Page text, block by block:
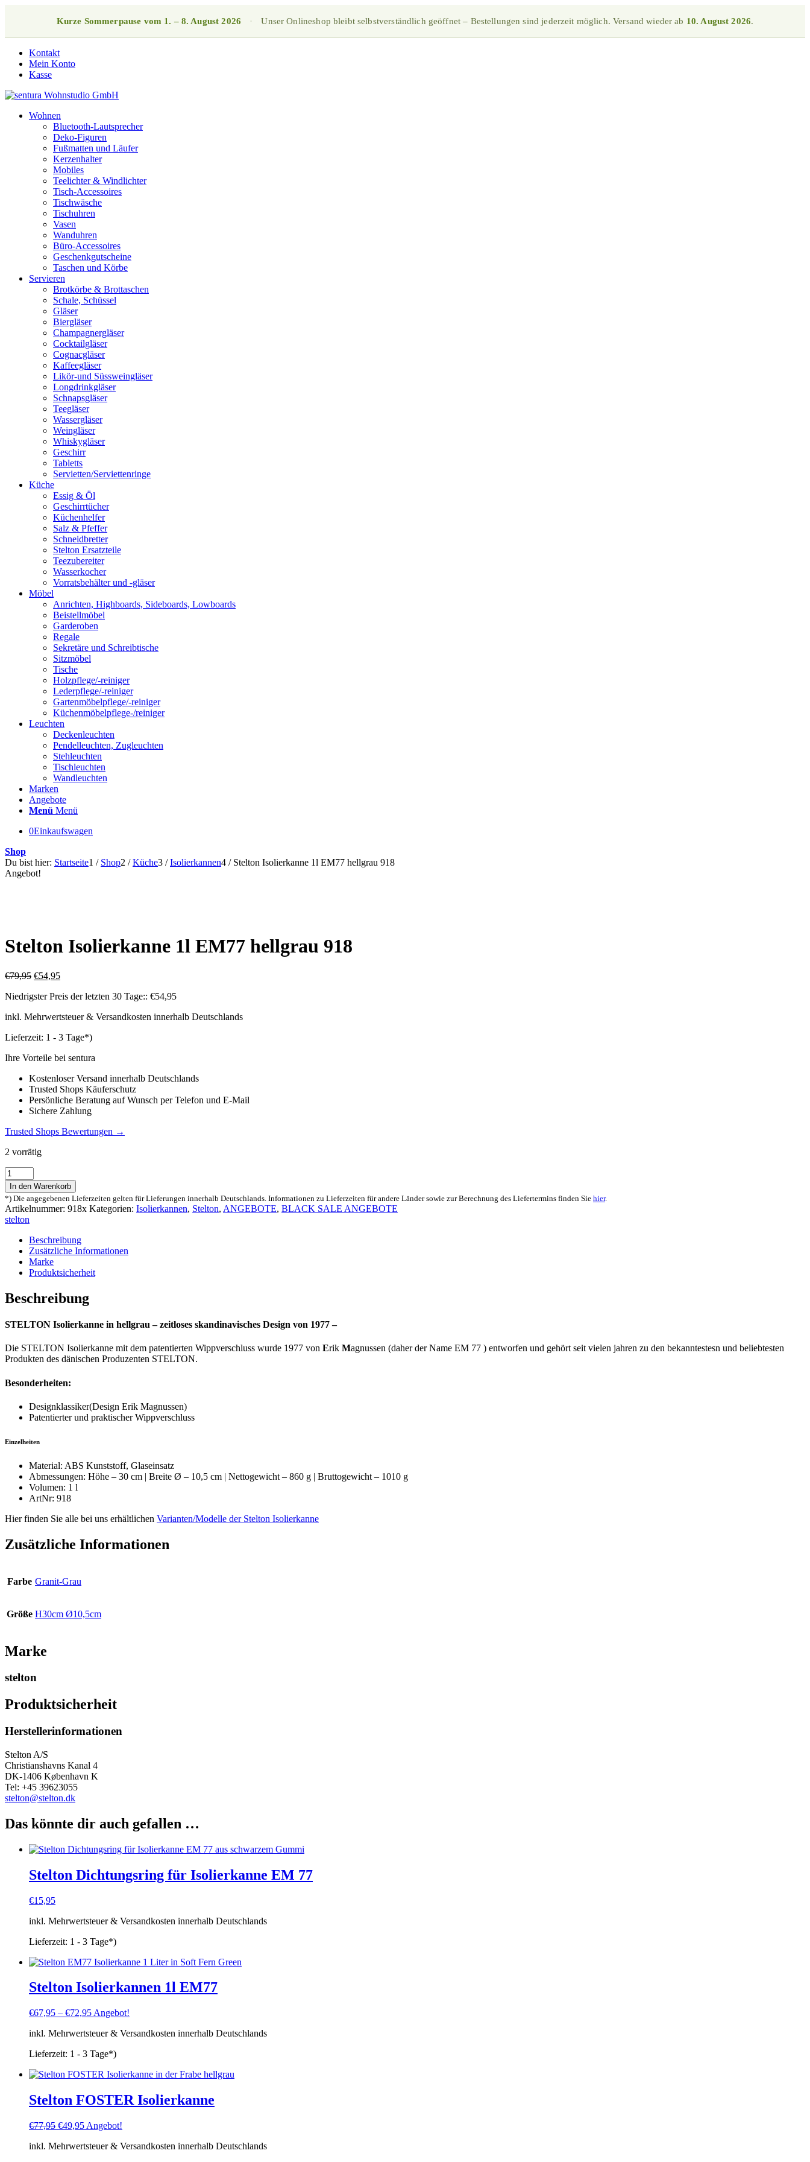
Kurze Sommerpause vom 1. – 8. August 2026 · Unser Onlineshop bleibt selbstverständlich geöffnet – Bestellungen sind jederzeit möglich. Versand wieder ab 10. August 2026.
Kontakt
Mein Konto
Kasse
Wohnen
Bluetooth-Lautsprecher
Deko-Figuren
Fußmatten und Läufer
Kerzenhalter
Mobiles
Teelichter & Windlichter
Tisch-Accessoires
Tischwäsche
Tischuhren
Vasen
Wanduhren
Büro-Accessoires
Geschenkgutscheine
Taschen und Körbe
Servieren
Brotkörbe & Brottaschen
Schale, Schüssel
Gläser
Biergläser
Champagnergläser
Cocktailgläser
Cognacgläser
Kaffeegläser
Likör-und Süssweingläser
Longdrinkgläser
Schnapsgläser
Teegläser
Wassergläser
Weingläser
Whiskygläser
Geschirr
Tabletts
Servietten/Serviettenringe
Küche
Essig & Öl
Geschirrtücher
Küchenhelfer
Salz & Pfeffer
Schneidbretter
Stelton Ersatzteile
Teezubereiter
Wasserkocher
Vorratsbehälter und -gläser
Möbel
Anrichten, Highboards, Sideboards, Lowboards
Beistellmöbel
Garderoben
Regale
Sekretäre und Schreibtische
Sitzmöbel
Tische
Holzpflege/-reiniger
Lederpflege/-reiniger
Gartenmöbelpflege/-reiniger
Küchenmöbelpflege-/reiniger
Leuchten
Deckenleuchten
Pendelleuchten, Zugleuchten
Stehleuchten
Tischleuchten
Wandleuchten
Marken
Angebote
Menü Menü
0Einkaufswagen
Shop
Du bist hier: Startseite1 / Shop2 / Küche3 / Isolierkannen4 / Stelton Isolierkanne 1l EM77 hellgrau 918
Angebot!
Stelton Isolierkanne 1l EM77 hellgrau 918
€79,95 Ursprünglicher
war:
€54,95Aktueller
ist:
Niedrigster Preis der letzten 30 Tage:: €54,95
inkl. Mehrwertsteuer & Versandkosten innerhalb Deutschlands
Lieferzeit: 1 - 3 Tage*)
Ihre Vorteile bei sentura
Kostenloser Versand innerhalb Deutschlands
Trusted Shops Käuferschutz
Persönliche Beratung auf Wunsch per Telefon und E-Mail
Sichere Zahlung
Trusted Shops Bewertungen →
2 vorrätig
Stelton
Isolierkanne
1l
EM77
hellgrau
918
Menge
In den Warenkorb
*) Die angegebenen Lieferzeiten gelten für Lieferungen innerhalb Deutschlands. Informationen zu Lieferzeiten für andere Länder sowie zur Berechnung des Liefertermins finden Sie hier.
Artikelnummer: 918x Kategorien: Isolierkannen, Stelton, ANGEBOTE, BLACK SALE ANGEBOTE
stelton
Beschreibung
Zusätzliche Informationen
Marke
Produktsicherheit
Beschreibung
STELTON Isolierkanne in hellgrau – zeitloses skandinavisches Design von 1977 –
Die STELTON Isolierkanne mit dem patentierten Wippverschluss wurde 1977 von Erik Magnussen (daher der Name EM 77 ) entworfen und gehört seit vielen jahren zu den bekanntestesn und beliebtesten
Produkten des dänischen Produzenten STELTON.
Besonderheiten:
Designklassiker(Design Erik Magnussen)
Patentierter und praktischer Wippverschluss
Einzelheiten
Material: ABS Kunststoff, Glaseinsatz
Abmessungen: Höhe – 30 cm | Breite Ø – 10,5 cm | Nettogewicht – 860 g | Bruttogewicht – 1010 g
Volumen: 1 l
ArtNr: 918
Hier finden Sie alle bei uns erhältlichen Varianten/Modelle der Stelton Isolierkanne
Zusätzliche Informationen
Farbe Granit-Grau
Größe H30cm Ø10,5cm
Marke
stelton
Produktsicherheit
Herstellerinformationen
Stelton A/S
Christianshavns Kanal 4
DK-1406 København K
Tel: +45 39623055
stelton@stelton.dk
Das könnte dir auch gefallen …
Stelton Dichtungsring für Isolierkanne EM 77
€15,95
inkl. Mehrwertsteuer & Versandkosten innerhalb Deutschlands
Lieferzeit: 1 - 3 Tage*)
Stelton Isolierkannen 1l EM77
€67,95 – €72,95 Angebot!
inkl. Mehrwertsteuer & Versandkosten innerhalb Deutschlands
Lieferzeit: 1 - 3 Tage*)
Stelton FOSTER Isolierkanne
€77,95 Ursprünglicher
war:
€49,95Aktueller
ist:
Angebot!
inkl. Mehrwertsteuer & Versandkosten innerhalb Deutschlands